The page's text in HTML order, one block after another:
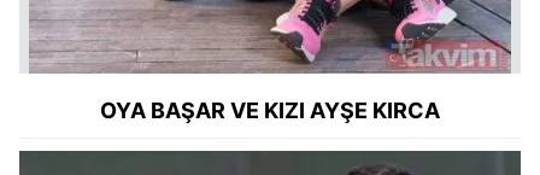
OYA BAŞAR VE KIZI AYŞE KIRCA